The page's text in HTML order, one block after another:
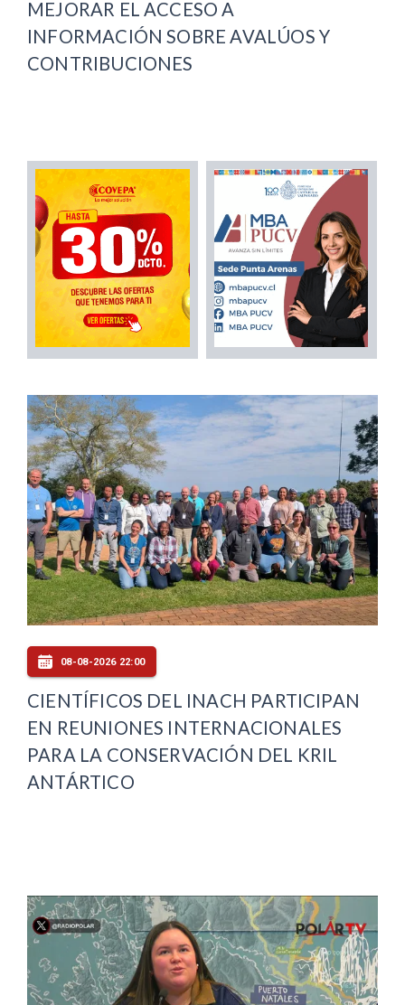
MEJORAR EL ACCESO A
INFORMACIÓN SOBRE AVALÚOS Y
CONTRIBUCIONES
08-08-2026 22:00
CIENTÍFICOS DEL INACH PARTICIPAN
EN REUNIONES INTERNACIONALES
PARA LA CONSERVACIÓN DEL KRIL
ANTÁRTICO